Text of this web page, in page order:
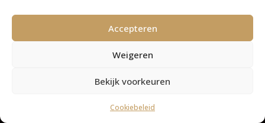
Accepteren
Weigeren
Bekijk voorkeuren
Cookiebeleid